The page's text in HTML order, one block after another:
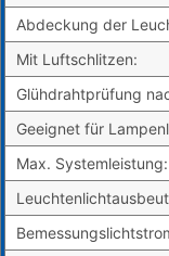
Abdeckung der
Mit Luftschlitzen:
Glühdrahtprüfung
Geeignet für
Max. Systemleistung: